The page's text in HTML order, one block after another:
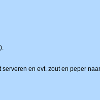
en evt. zout en peper